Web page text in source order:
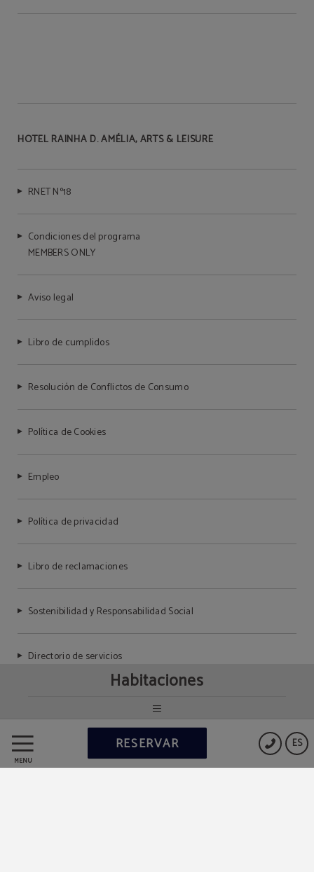
MENÚ
ES
RESERVAR
Habitaciones
HOTEL RAINHA D. AMÉLIA, ARTS & LEISURE
RNET Nº18
Condiciones del programa
MEMBERS ONLY
Aviso legal
Libro de cumplidos
Resolución de Conflictos de Consumo
Política de Cookies
Empleo
Política de privacidad
Libro de reclamaciones
Sostenibilidad y Responsabilidad Social
Directorio de servicios
Powered by Keytel
Compra segura